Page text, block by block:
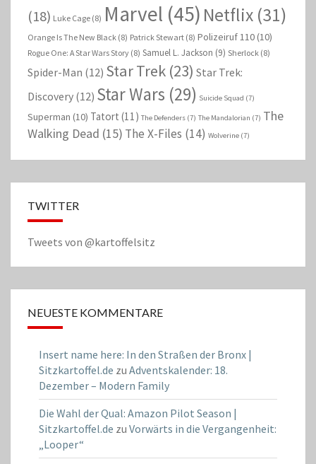
(18) Luke Cage (8) Marvel (45) Netflix (31)
Orange Is The New Black (8) Patrick Stewart (8) Polizeiruf 110 (10)
Rogue One: A Star Wars Story (8) Samuel L. Jackson (9) Sherlock (8)
Spider-Man (12) Star Trek (23) Star Trek:
Discovery (12) Star Wars (29) Suicide Squad (7)
Superman (10) Tatort (11) The Defenders (7) The Mandalorian (7) The
Walking Dead (15) The X-Files (14) Wolverine (7)
TWITTER
Tweets von @kartoffelsitz
NEUESTE KOMMENTARE
Insert name here: In den Straßen der Bronx |
Sitzkartoffel.de zu Adventskalender: 18.
Dezember – Modern Family
Die Wahl der Qual: Amazon Pilot Season |
Sitzkartoffel.de zu Vorwärts in die Vergangenheit:
„Looper“